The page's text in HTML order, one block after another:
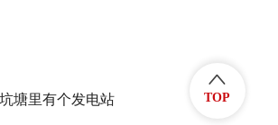
塘里有个发电站 TOP